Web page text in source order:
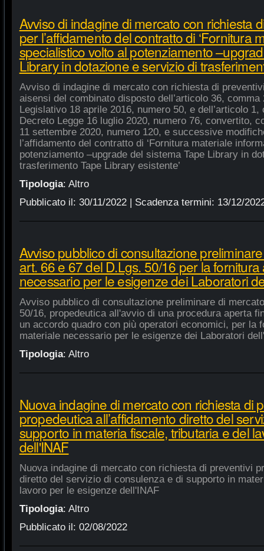
Avviso di indagine di mercato con richiesta
per l’affidamento del contratto di ‘Fornitura
specialistico volto al potenziamento
Library in dotazione e servizio di
Avviso di indagine di mercato con richiesta di
aisensi del combinato disposto dell’articolo 36,
Legislativo 18 aprile 2016, numero 50, e dell’articolo
Decreto Legge 16 luglio 2020, numero 76, convertito,
11 settembre 2020, numero 120, e successive
l’affidamento del contratto di ‘Fornitura materiale
potenziamento –upgrade del sistema Tape Library in
trasferimento Tape Library esistente’
Tipologia: Altro
Pubblicato il: 30/11/2022| Scadenza termini: 13/12/
Avviso pubblico di consultazione
art. 66 e 67 del D.Lgs. 50/16 per la
necessario per le esigenze dei Laboratori
Avviso pubblico di consultazione preliminare di
50/16, propedeutica all'avvio di una procedura aperta
un accordo quadro con più operatori economici, per la
materiale necessario per le esigenze dei Laboratori
Tipologia: Altro
Nuova indagine di mercato con richiesta di
propedeutica all’affidamento diretto del
supporto in materia fiscale, tributaria e del
dell'INAF
Nuova indagine di mercato con richiesta di preventivi
diretto del servizio di consulenza e di supporto in
lavoro per le esigenze dell'INAF
Tipologia: Altro
Pubblicato il: 02/08/2022